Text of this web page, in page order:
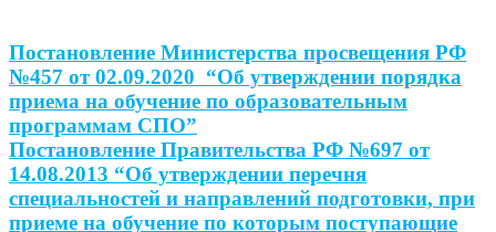
Постановление Министерства просвещения РФ
№457 от 02.09.2020 “Об утверждении порядка
приема на обучение по образовательным
программам СПО”
Постановление Правительства РФ №697 от
14.08.2013 “Об утверждении перечня
специальностей и направлений подготовки, при
приеме на обучение по которым поступающие